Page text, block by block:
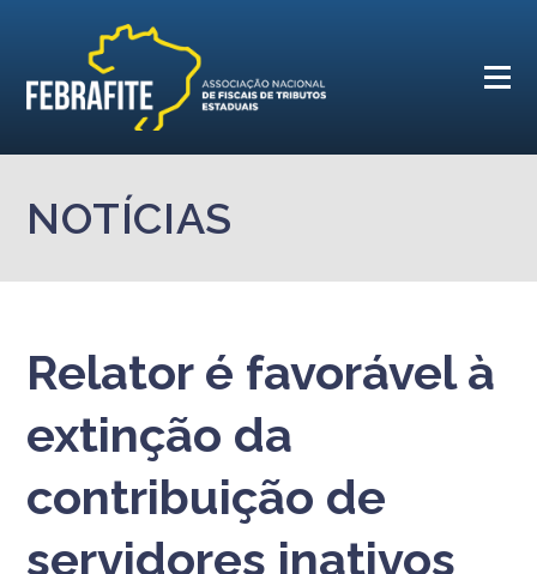
NOTÍCIAS
Relator é favorável à
extinção da
contribuição de
servidores inativos